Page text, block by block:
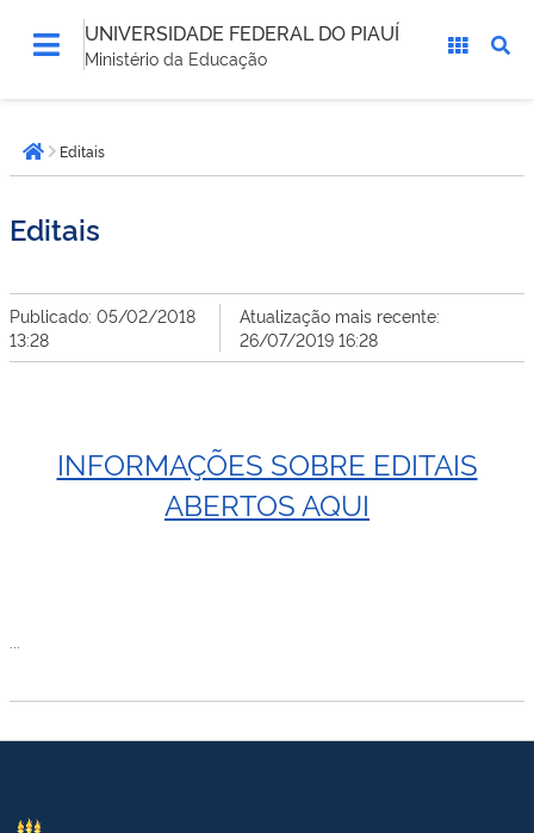
UNIVERSIDADE FEDERAL DO PIAUÍ
Ministério da Educação
está
aqui:Página inicial
Editais
Editais
Publicado: 05/02/2018
13:28
Atualização mais recente:
26/07/2019 16:28
INFORMAÇÕES SOBRE EDITAIS
ABERTOS AQUI